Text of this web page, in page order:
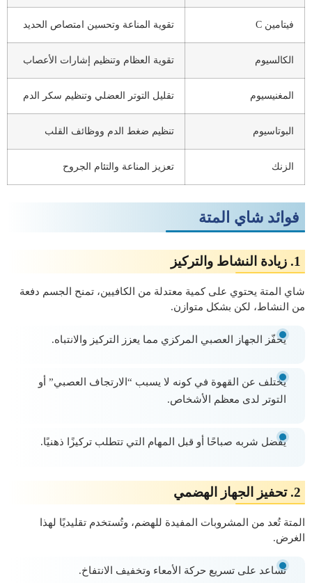
فيتامين C تقوية المناعة وتحسين امتصاص الحديد
الكالسيوم تقوية العظام وتنظيم إشارات الأعصاب
المغنيسيوم تقليل التوتر العضلي وتنظيم سكر الدم
البوتاسيوم تنظيم ضغط الدم ووظائف القلب
الزنك تعزيز المناعة والتئام الجروح
فوائد شاي المتة
1. زيادة النشاط والتركيز
شاي المتة يحتوي على كمية معتدلة من الكافيين، تمنح الجسم دفعة
من النشاط، لكن بشكل متوازن.
يحفّز الجهاز العصبي المركزي مما يعزز التركيز والانتباه.
يختلف عن القهوة في كونه لا يسبب “الارتجاف العصبي” أو
التوتر لدى معظم الأشخاص.
يُفضل شربه صباحًا أو قبل المهام التي تتطلب تركيزًا ذهنيًا.
2. تحفيز الجهاز الهضمي
المتة تُعد من المشروبات المفيدة للهضم، وتُستخدم تقليديًا لهذا
الغرض.
تساعد على تسريع حركة الأمعاء وتخفيف الانتفاخ.